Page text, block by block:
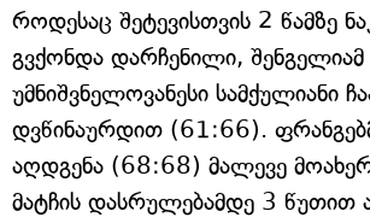
როდესაც შეტევისთვის 2 წამზე
გვქონდა დარჩენილი, შენგელიამ
უმნიშვნელოვანესი სამქულიანი
დვწინაურდით (61:66).
აღდგენა (68:68) მალევე
მატჩის დასრულებამდე 3 წუთით